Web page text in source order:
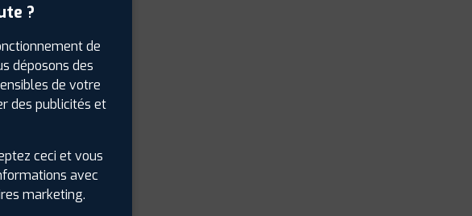
?
de
déposons des
de votre
des publicités et
ceci et vous
avec
marketing.